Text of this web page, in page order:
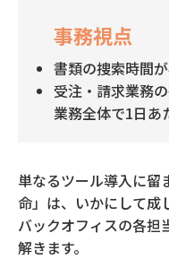
事務視点
書類の捜索時間
受注・請求業務
業務全体で1日あ
単なるツール導入に留
命」は、いかにして成
バックオフィスの各担
解きます。